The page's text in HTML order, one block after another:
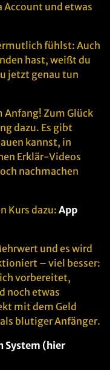
Account und etwas
fühlst: Auch
hast, weißt du
jetzt genau tun
Anfang! Zum Glück
dazu. Es gibt
kannst, in
Erklär-Videos
nachmachen
Kurs dazu:App
und es wird
– viel besser:
vorbereitet,
noch etwas
mit dem Geld
blutiger Anfänger.
System (hier